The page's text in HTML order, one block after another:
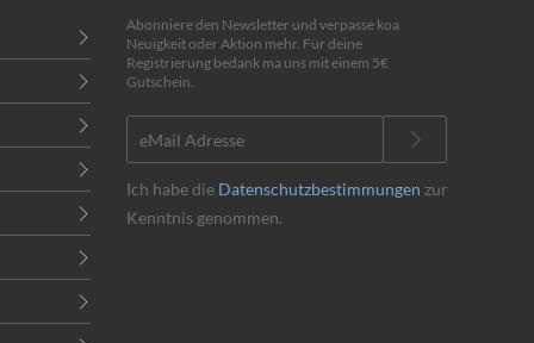
Abonniere den Newsletter und verpasse koa
Neuigkeit oder Aktion mehr. Für deine
Registrierung bedank ma uns mit einem 5€
Gutschein.
Ich habe die Datenschutzbestimmungen zur
Kenntnis genommen.